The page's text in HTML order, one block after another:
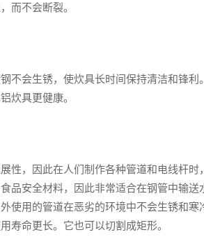
而不会断裂。
不会生锈，使炊具长时间保持清洁和锋利
炊具更健康。
性，因此在人们制作各种管道和电线杆时
品安全材料，因此非常适合在钢管中输送
使用的管道在恶劣的环境中不会生锈和寒
寿命更长。它也可以切割成矩形。